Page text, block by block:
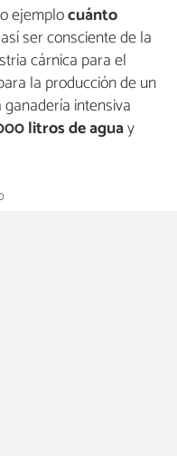
ejemplocuánto
ser consciente de la
cárnica para el
la producción de un
intensiva
litros de aguay